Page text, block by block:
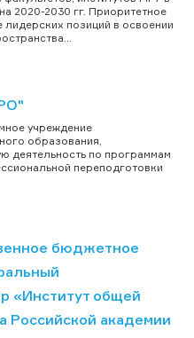
2020-2030 гг. Приоритетное
лидерских позиций в освоении
учреждение
образования,
деятельность по программам
переподготовки
бюджетное
«Институт общей
Российской академии